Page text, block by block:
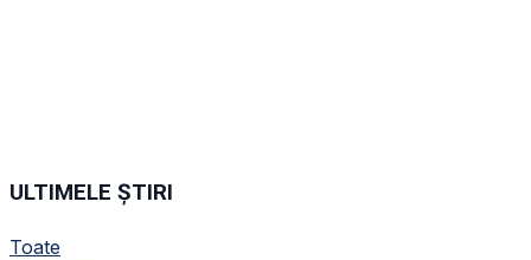
ULTIMELE ȘTIRI
Toate